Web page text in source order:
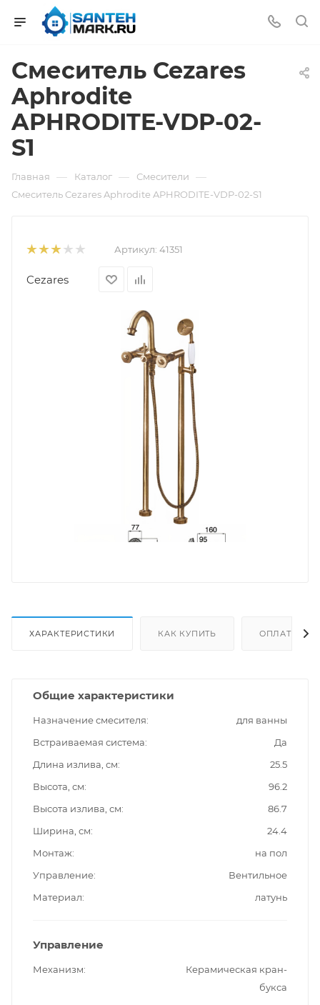
Смеситель Cezares
Aphrodite
APHRODITE-VDP-02-
S1
Главная — Каталог — Смесители —
Смеситель Cezares Aphrodite APHRODITE-VDP-02-S1
Артикул: 41351
Cezares
ХАРАКТЕРИСТИКИ КАК КУПИТЬ ОПЛАТА
Общие характеристики
Назначение смесителя
для ванны
Встраиваемая система
Да
Длина излива, см
25.5
Высота, см
96.2
Высота излива, см
86.7
Ширина, см
24.4
Монтаж
на пол
Управление
Вентильное
Материал
латунь
Управление
Механизм
Керамическая кран-
букса